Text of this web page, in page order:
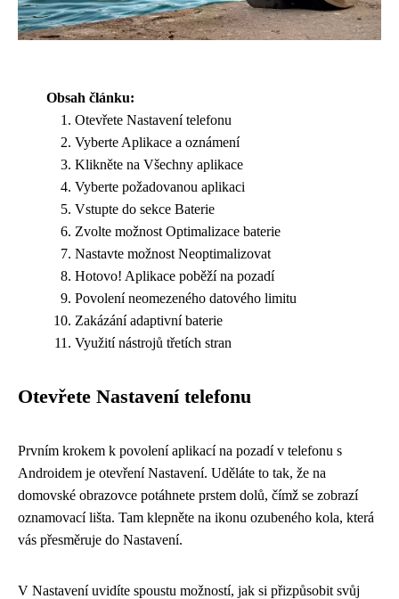
Obsah článku:
Otevřete Nastavení telefonu
Vyberte Aplikace a oznámení
Klikněte na Všechny aplikace
Vyberte požadovanou aplikaci
Vstupte do sekce Baterie
Zvolte možnost Optimalizace baterie
Nastavte možnost Neoptimalizovat
Hotovo! Aplikace poběží na pozadí
Povolení neomezeného datového limitu
Zakázání adaptivní baterie
Využití nástrojů třetích stran
Otevřete Nastavení telefonu
Prvním krokem k povolení aplikací na pozadí v telefonu s
Androidem je otevření Nastavení. Uděláte to tak, že na
domovské obrazovce potáhnete prstem dolů, čímž se zobrazí
oznamovací lišta. Tam klepněte na ikonu ozubeného kola, která
vás přesměruje do Nastavení.
V Nastavení uvidíte spoustu možností, jak si přizpůsobit svůj